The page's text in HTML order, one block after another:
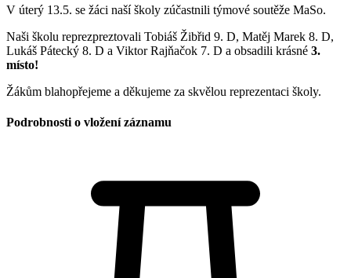
V úterý 13.5. se žáci naší školy zúčastnili týmové soutěže MaSo.
Naši školu reprezpreztovali Tobiáš Žibřid 9. D, Matěj Marek 8. D,
Lukáš Pátecký 8. D a Viktor Rajňačok 7. D a obsadili krásné 3.
místo!
Žákům blahopřejeme a děkujeme za skvělou reprezentaci školy.
Podrobnosti o vložení záznamu